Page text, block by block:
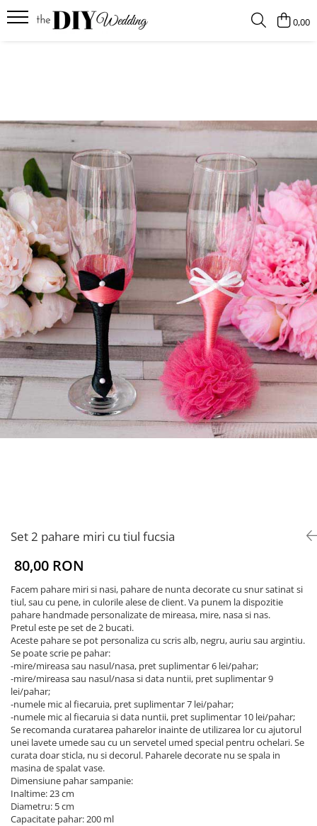
Pahare
Brose
Pentru barbati
0,00
Set 2 pahare miri cu tiul fucsia
80,00 RON
Facem pahare miri si nasi, pahare de nunta decorate cu snur satinat si
tiul, sau cu pene, in culorile alese de client. Va punem la dispozitie
pahare handmade personalizate de mireasa, mire, nasa si nas.
Pretul este pe set de 2 bucati.
Aceste pahare se pot personaliza cu scris alb, negru, auriu sau argintiu.
Se poate scrie pe pahar:
-mire/mireasa sau nasul/nasa, pret suplimentar 6 lei/pahar;
-mire/mireasa sau nasul/nasa si data nuntii, pret suplimentar 9
lei/pahar;
-numele mic al fiecaruia, pret suplimentar 7 lei/pahar;
-numele mic al fiecaruia si data nuntii, pret suplimentar 10 lei/pahar;
Se recomanda curatarea paharelor inainte de utilizarea lor cu ajutorul
unei lavete umede sau cu un servetel umed special pentru ochelari. Se
curata doar sticla, nu si decorul. Paharele decorate nu se spala in
masina de spalat vase.
Dimensiune pahar sampanie:
Inaltime: 23 cm
Diametru: 5 cm
Capacitate pahar: 200 ml